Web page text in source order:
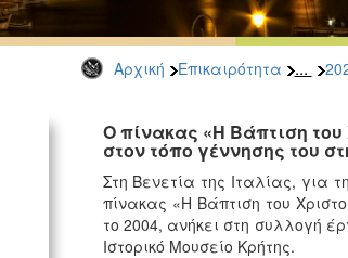
Αρχική Επικαιρότητα ...
Ο πίνακας «Η Βάπτιση
στον τόπο γέννησης του
Στη Βενετία της Ιταλίας, για
πίνακας «Η Βάπτιση του
το 2004, ανήκει στη συλλογή
Ιστορικό Μουσείο Κρήτης.